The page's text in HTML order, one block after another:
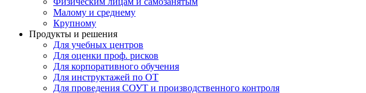
Малому и среднему
Крупному
Продукты и решения
Для учебных центров
Для оценки проф. рисков
Для корпоративного обучения
Для инструктажей по ОТ
Для проведения СОУТ и производственного контроля